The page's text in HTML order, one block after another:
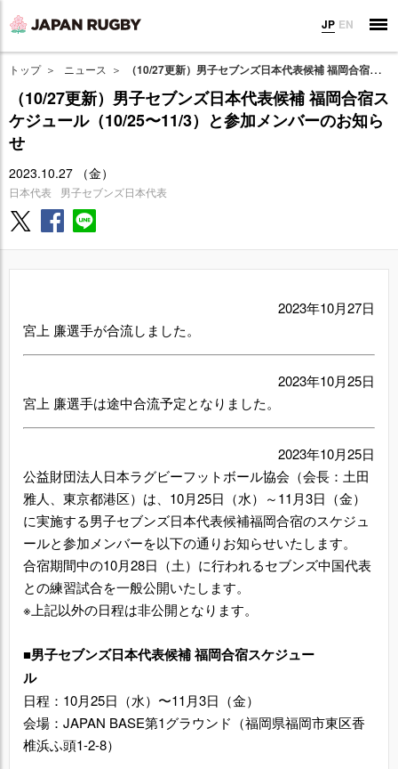
JP EN
トップ ニュース （10/27更新）男子セブンズ日本代表候補 福岡合宿スケジュール（10/25〜11/3）と参加メンバーのお知らせ
（10/27更新）男子セブンズ日本代表候補 福岡合宿ス
ケジュール（10/25〜11/3）と参加メンバーのお知ら
せ
2023.10.27 （金）
日本代表 男子セブンズ日本代表
2023年10月27日
宮上 廉選手が合流しました。
2023年10月25日
宮上 廉選手は途中合流予定となりました。
2023年10月25日
公益財団法人日本ラグビーフットボール協会（会長：土田
雅人、東京都港区）は、10月25日（水）～11月3日（金）
に実施する男子セブンズ日本代表候補福岡合宿のスケジュ
ールと参加メンバーを以下の通りお知らせいたします。
合宿期間中の10月28日（土）に行われるセブンズ中国代表
との練習試合を一般公開いたします。
※上記以外の日程は非公開となります。
■男子セブンズ日本代表候補 福岡合宿スケジュー
ル
日程：10月25日（水）〜11月3日（金）
会場：JAPAN BASE第1グラウンド（福岡県福岡市東区香
椎浜ふ頭1-2-8）